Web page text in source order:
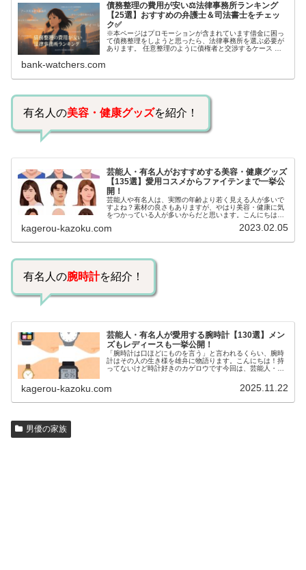
債務整理の費用が安い⚖️法律事務所ランキング
【25選】おすすめの弁護士＆司法書士をチェッ
ク✅
※本ページはプロモーションが含まれています借金に困っ
て債務整理をしようと思ったら、法律事務所を選ぶ必要が
あります。 任意整理のように債権者と交渉するケース 自
bank-watchers.com
有名人の美容・健康グッズを紹介！
芸能人・有名人がおすすめする美容・健康グッズ
【135選】愛用コスメからファイテンまで一挙公
開！
芸能人や有名人は、実際の年齢より若く見える人が多いで
すよね？素材の良さもありますが、やはり美容・健康に気
をつかっている人が多いからだと思います。こんにちは！
いるのでしょうか？今回は、芸能人…
kagerou-kazoku.com 2023.02.05
有名人の腕時計を紹介！
芸能人・有名人が愛用する腕時計【130選】メン
ズもレディースも一挙公開！
「腕時計は口ほどにものを言う」と言われるくらい、腕時
計はその人の生き様を雄弁に物語ります。こんにちは！持
ってないけど時計好きのカゲロウです今回は、芸能人・有
kagerou-kazoku.com 2025.11.22
男優の家族